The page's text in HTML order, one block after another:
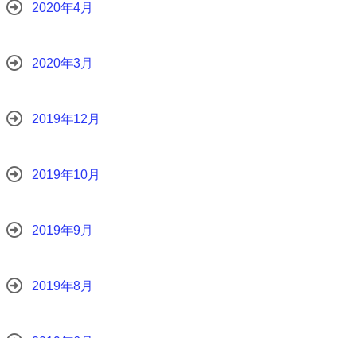
2020年4月
2020年3月
2019年12月
2019年10月
2019年9月
2019年8月